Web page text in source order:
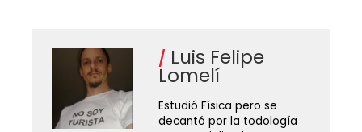
Luis Felipe
Lomelí
Estudió Física pero se
decantó por la todología